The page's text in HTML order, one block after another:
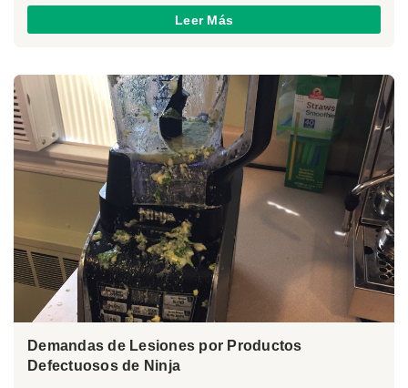
Leer Más
Demandas de Lesiones por Productos
Defectuosos de Ninja